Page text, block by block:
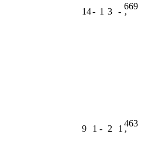
14- 1 3 -
669
ʼ
9 1 - 2 1
463
ʼ